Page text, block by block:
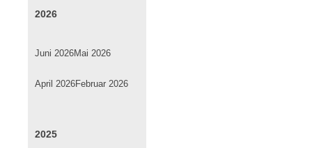
2026
Juni 2026Mai 2026
April 2026Februar 2026
2025